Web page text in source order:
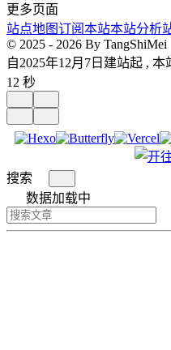
更多页面
站点地图订阅本站本站分析
© 2025 - 2026 By TangShiMei
自2025年12月7日建站起 ,
14 秒
搜索
数据加载中